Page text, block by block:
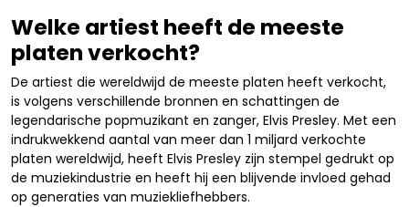
Welke artiest heeft de meeste
platen verkocht?
De artiest die wereldwijd de meeste platen heeft verkocht,
is volgens verschillende bronnen en schattingen de
legendarische popmuzikant en zanger, Elvis Presley. Met een
indrukwekkend aantal van meer dan 1 miljard verkochte
platen wereldwijd, heeft Elvis Presley zijn stempel gedrukt op
de muziekindustrie en heeft hij een blijvende invloed gehad
op generaties van muziekliefhebbers.